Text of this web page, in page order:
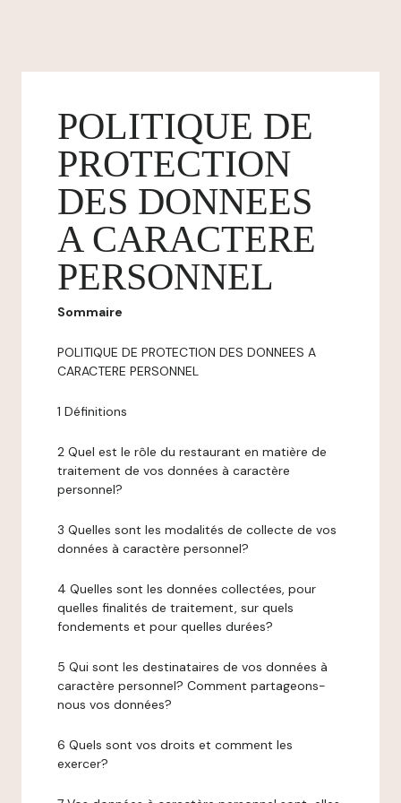
POLITIQUE DE
PROTECTION
DES DONNEES
A CARACTERE
PERSONNEL
Sommaire
POLITIQUE DE PROTECTION DES DONNEES A
CARACTERE PERSONNEL
1 Définitions
2 Quel est le rôle du restaurant en matière de
traitement de vos données à caractère
personnel?
3 Quelles sont les modalités de collecte de vos
données à caractère personnel?
4 Quelles sont les données collectées, pour
quelles finalités de traitement, sur quels
fondements et pour quelles durées?
5 Qui sont les destinataires de vos données à
caractère personnel? Comment partageons-
nous vos données?
6 Quels sont vos droits et comment les
exercer?